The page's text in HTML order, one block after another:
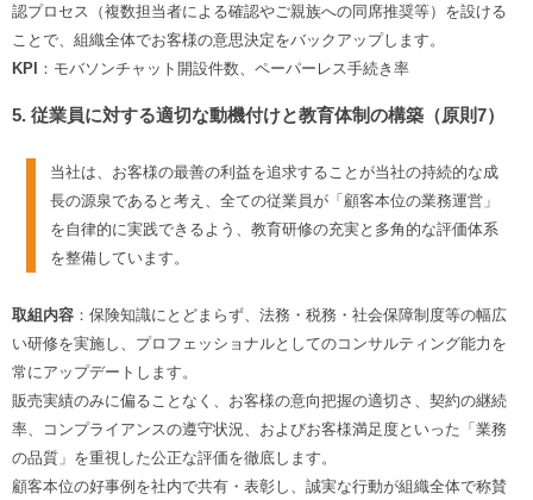
認プロセス（複数担当者による確認やご親族への同席推奨等）を設ける
ことで、組織全体でお客様の意思決定をバックアップします。
KPI ：モバソンチャット開設件数、ペーパーレス手続き率
5. 従業員に対する適切な動機付けと教育体制の構築（原則7）
当社は、お客様の最善の利益を追求することが当社の持続的な成
長の源泉であると考え、全ての従業員が「顧客本位の業務運営」
を自律的に実践できるよう、教育研修の充実と多角的な評価体系
を整備しています。
取組内容 ：保険知識にとどまらず、法務・税務・社会保障制度等の幅広
い研修を実施し、プロフェッショナルとしてのコンサルティング能力を
常にアップデートします。
販売実績のみに偏ることなく、お客様の意向把握の適切さ、契約の継続
率、コンプライアンスの遵守状況、およびお客様満足度といった「業務
の品質」を重視した公正な評価を徹底します。
顧客本位の好事例を社内で共有・表彰し、誠実な行動が組織全体で称賛